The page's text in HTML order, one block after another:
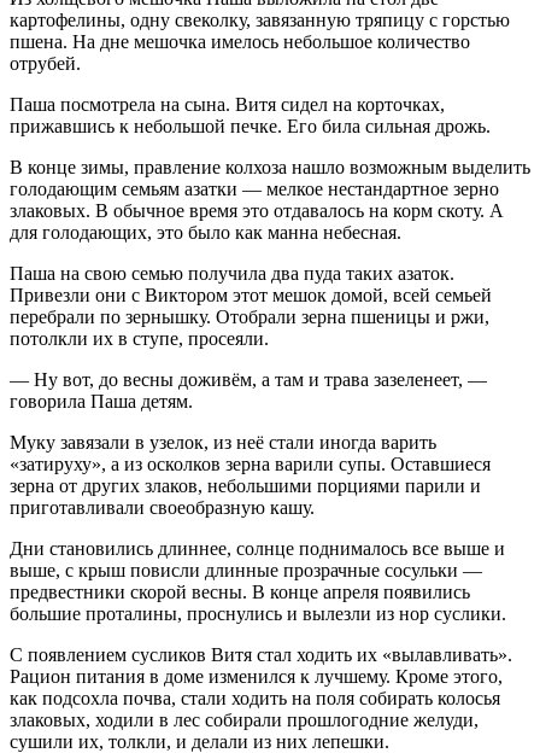
картофелины, одну свеколку, завязанную тряпицу с горстью
пшена. На дне мешочка имелось небольшое количество
отрубей.
Паша посмотрела на сына. Витя сидел на корточках,
прижавшись к небольшой печке. Его била сильная дрожь.
В конце зимы, правление колхоза нашло возможным выделить
голодающим семьям азатки — мелкое нестандартное зерно
злаковых. В обычное время это отдавалось на корм скоту. А
для голодающих, это было как манна небесная.
Паша на свою семью получила два пуда таких азаток.
Привезли они с Виктором этот мешок домой, всей семьей
перебрали по зернышку. Отобрали зерна пшеницы и ржи,
потолкли их в ступе, просеяли.
— Ну вот, до весны доживём, а там и трава зазеленеет, —
говорила Паша детям.
Муку завязали в узелок, из неё стали иногда варить
«затируху», а из осколков зерна варили супы. Оставшиеся
зерна от других злаков, небольшими порциями парили и
приготавливали своеобразную кашу.
Дни становились длиннее, солнце поднималось все выше и
выше, с крыш повисли длинные прозрачные сосульки —
предвестники скорой весны. В конце апреля появились
большие проталины, проснулись и вылезли из нор суслики.
С появлением сусликов Витя стал ходить их «вылавливать».
Рацион питания в доме изменился к лучшему. Кроме этого,
как подсохла почва, стали ходить на поля собирать колосья
злаковых, ходили в лес собирали прошлогодние желуди,
сушили их, толкли, и делали из них лепешки.